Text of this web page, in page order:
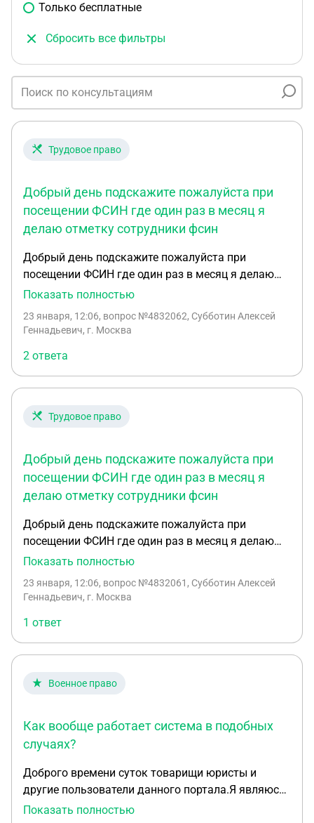
Только бесплатные
Сбросить все фильтры
Трудовое право
Добрый день подскажите пожалуйста при
посещении ФСИН где один раз в месяц я
делаю отметку сотрудники фсин
Добрый день подскажите пожалуйста при
посещении ФСИН где один раз в месяц я делаю
отметку сотрудники фсин должны дать какой-
дата и время о следующем вызове или
Показать полностью
23 января, 12:06, вопрос №4832062, Субботин Алексей
Геннадьевич, г. Москва
2 ответа
Трудовое право
Добрый день подскажите пожалуйста при
посещении ФСИН где один раз в месяц я
делаю отметку сотрудники фсин
Добрый день подскажите пожалуйста при
посещении ФСИН где один раз в месяц я делаю
отметку сотрудники фсин должны дать какой-
дата и время о следующем вызове или
Показать полностью
23 января, 12:06, вопрос №4832061, Субботин Алексей
Геннадьевич, г. Москва
1 ответ
Военное право
Как вообще работает система в подобных
случаях?
Доброго времени суток товарищи юристы и
другие пользователи данного портала.Я являюсь
военнослужащим,служу в в/ч в зоне СВО с 2022
Показать полностью